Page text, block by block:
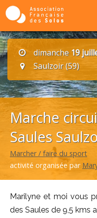
dimanche 19
Saulzoir (59)
Marche
Saules
Marcher / faire du sport
activité organisée par
Marilyne et moi vous
des Saules de 9,5 kms